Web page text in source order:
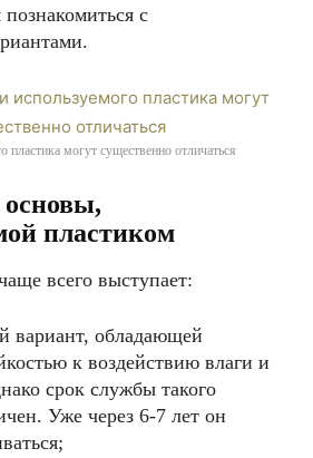
с
пластика могут существенно отличаться
пластиком
всего выступает:
вариант, обладающей
к воздействию влаги и
срок службы такого
Уже через 6-7 лет он